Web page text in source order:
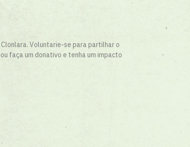
Voluntarie-se para partilhar o
faça um donativo e tenha um impacto